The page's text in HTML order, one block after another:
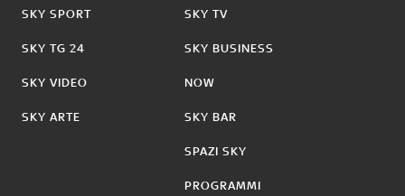
SKY SPORT
SKY TG 24
SKY VIDEO
SKY ARTE
SKY TV
SKY BUSINESS
NOW
SKY BAR
SPAZI SKY
PROGRAMMI